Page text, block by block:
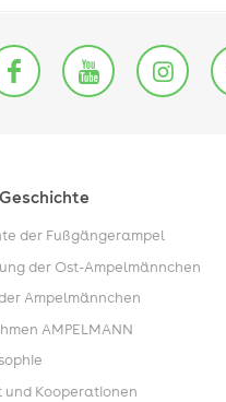
der Fußgängerampel
der Ost-Ampelmännchen
Ampelmännchen
AMPELMANN
und Kooperationen